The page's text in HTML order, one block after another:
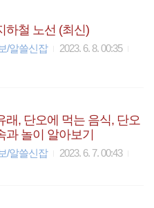
하철 노선 (최신)
/알쓸신잡 2023. 6. 8. 00:35
래, 단오에 먹는 음식, 단오
과 놀이 알아보기
/알쓸신잡 2023. 6. 7. 00:43